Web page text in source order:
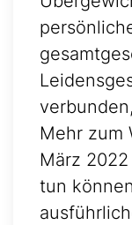
Mehr zum
März
tun